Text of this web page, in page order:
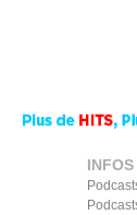
INFOS